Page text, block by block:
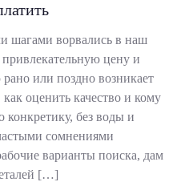
шагами ворвались в наш
цену и
или поздно возникает
как оценить качество и кому
конкретику, без воды и
сомнениями
варианты поиска, дам
[…]